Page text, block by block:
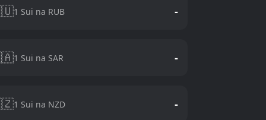
1 Sui na RUB -
1 Sui na SAR -
1 Sui na NZD -